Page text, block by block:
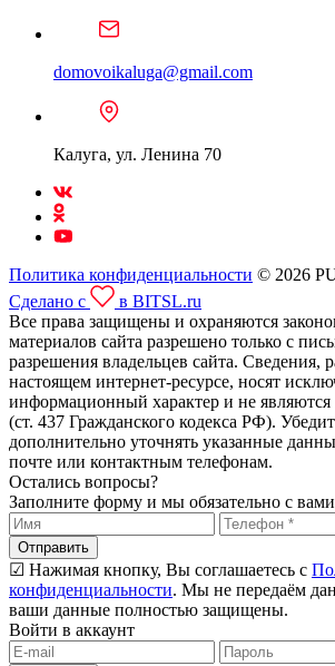
domovoikaluga@gmail.com
Калуга, ул. Ленина 70
Политика конфиденциальности © 2026
Сделано с
в BITSL.ru
Все права защищены и охраняются
материалов сайта разрешено только с
разрешения владельцев сайта. Сведения,
настоящем интернет-ресурсе, носят
информационный характер и не
(ст. 437 Гражданского кодекса РФ).
дополнительно уточнять указанные
почте или контактным телефонам.
Остались вопросы?
Заполните форму и мы обязательно с
Отправить
☑ Нажимая кнопку, Вы соглашаетесь с
конфиденциальности. Мы не передаём
ваши данные полностью защищены.
Войти в аккаунт